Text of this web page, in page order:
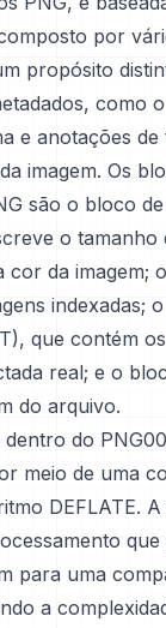
por
propósito
como
e anotações
imagem. Os
são o bloco
o tamanho
cor da imagem;
indexadas;
que contém
real; e o
do arquivo.
do
meio de uma
DEFLATE.
para uma
a